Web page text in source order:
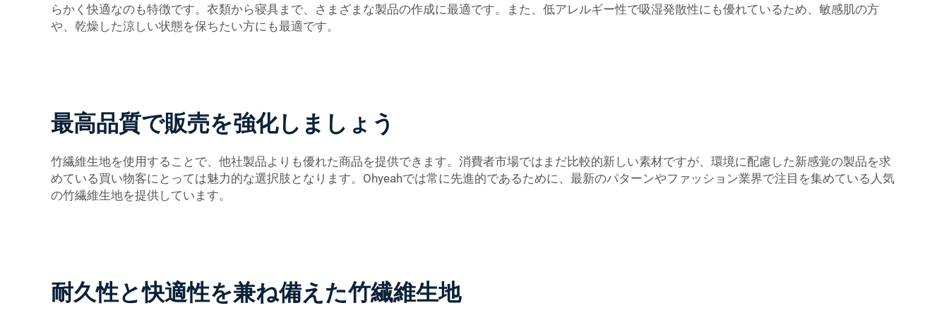
らかく快適なのも特徴です。衣類から寝具まで、さまざまな製品の作成に最適です。また、低アレルギー性で吸湿発散性にも優れているため、敏感肌の方
や、乾燥した涼しい状態を保ちたい方にも最適です。
最高品質で販売を強化しましょう
竹繊維生地を使用することで、他社製品よりも優れた商品を提供できます。消費者市場ではまだ比較的新しい素材ですが、環境に配慮した新感覚の製品を求
めている買い物客にとっては魅力的な選択肢となります。Ohyeahでは常に先進的であるために、最新のパターンやファッション業界で注目を集めている人気
の竹繊維生地を提供しています。
耐久性と快適性を兼ね備えた竹繊維生地